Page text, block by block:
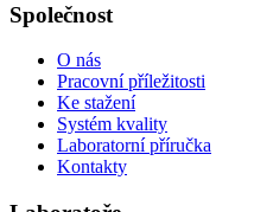
Společnost
O nás
Pracovní příležitosti
Ke stažení
Systém kvality
Laboratorní příručka
Kontakty